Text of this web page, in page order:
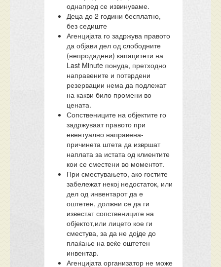
однапред се извинуваме.
Деца до 2 години бесплатно,
без седиште
Агенцијата го задржува правото
да објави дел од слободните
(непродадени) капацитети на
Last Minute понуда, претходно
направените и потврдени
резервации нема да подлежат
на какви било промени во
цената.
Сопствениците на објектите го
задржуваат правото при
евентуално направена-
причинета штета да извршат
наплата за истата од клиентите
кои се сместени во моментот.
При сместувањето, ако гостите
забележат некој недостаток, или
дел од инвентарот да е
оштетен, должни се да ги
известат сопствениците на
објектот,или лицето кое ги
сместува, за да не дојде до
плаќање на веќе оштетен
инвентар.
Агенцијата организатор не може